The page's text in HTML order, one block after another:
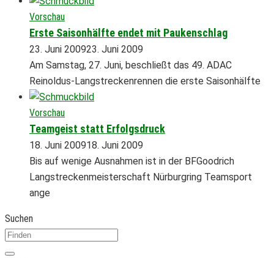
Vorschau
Erste Saisonhälfte endet mit Paukenschlag
23. Juni 200923. Juni 2009
Am Samstag, 27. Juni, beschließt das 49. ADAC
Reinoldus-Langstreckenrennen die erste Saisonhälfte
Vorschau
Teamgeist statt Erfolgsdruck
18. Juni 200918. Juni 2009
Bis auf wenige Ausnahmen ist in der BFGoodrich
Langstreckenmeisterschaft Nürburgring Teamsport
ange
Suchen